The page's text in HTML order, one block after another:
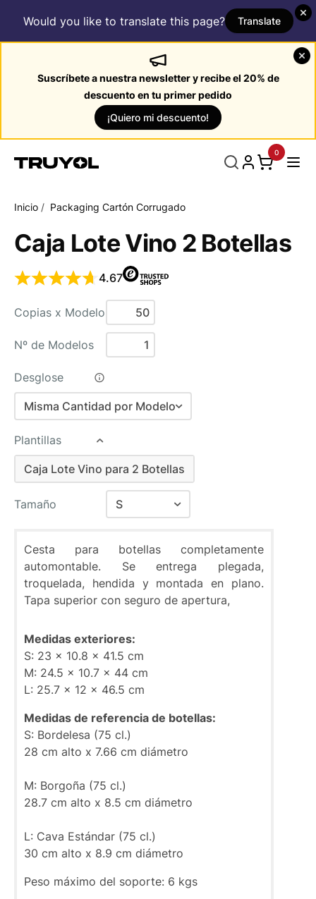
Would you like to translate this page? Translate
Suscríbete a nuestra newsletter y recibe el 20% de
descuento en tu primer pedido
¡Quiero mi descuento!
0
Inicio / Packaging Cartón Corrugado
Caja Lote Vino 2 Botellas
4.67
Copias x Modelo
Nº de Modelos
Desglose
Misma Cantidad por Modelo
Distinta Cantidad por Modelo
Plantillas
Caja Lote Vino para 2 Botellas
Caja Lote Vino para 2 Botellas
Tamaño
S
M
L
Cesta para botellas completamente
automontable. Se entrega plegada,
troquelada, hendida y montada en plano.
Tapa superior con seguro de apertura,
Medidas exteriores:
S: 23 x 10.8 x 41.5 cm
M: 24.5 x 10.7 x 44 cm
L: 25.7 x 12 x 46.5 cm
Medidas de referencia de botellas:
S: Bordelesa (75 cl.)
28 cm alto x 7.66 cm diámetro
M: Borgoña (75 cl.)
28.7 cm alto x 8.5 cm diámetro
L: Cava Estándar (75 cl.)
30 cm alto x 8.9 cm diámetro
Peso máximo del soporte: 6 kgs